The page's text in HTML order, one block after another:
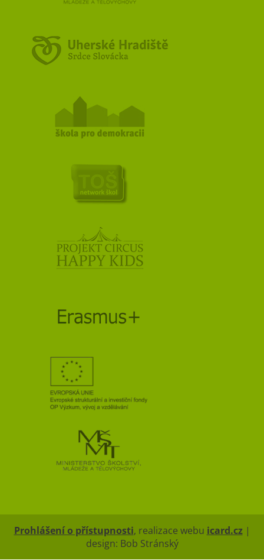
Prohlášení o přístupnosti, realizace webu icard.cz|
design: Bob Stránský